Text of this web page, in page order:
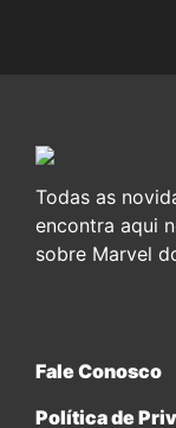
Todas as
encontra aqui
sobre Marvel
Fale Conosco
Política de